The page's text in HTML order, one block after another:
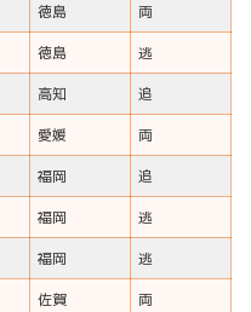
徳島
両
徳島
逃
高知
追
愛媛
両
福岡
追
福岡
逃
福岡
逃
佐賀
両